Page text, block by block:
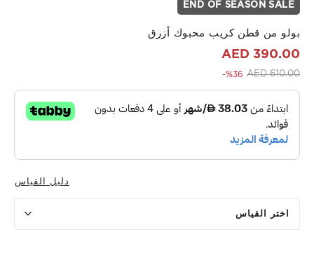
END OF SEASON SALE
بولو من قطن كريب محبوك أزرق
390.00 AED
Price reduced from
610.00 AED
to 390.00 AED
%36-
دليل القياس
اختر القياس